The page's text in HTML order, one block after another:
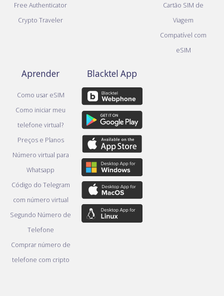
Free Authenticator
Crypto Traveler
Cartão SIM de
Viagem
Compatível com
eSIM
Aprender
Como usar eSIM
Como iniciar meu
telefone virtual?
Preços e Planos
Número virtual para
Whatsapp
Código do Telegram
com número virtual
Segundo Número de
Telefone
Comprar número de
telefone com cripto
Blacktel App